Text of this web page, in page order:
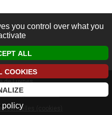
de Luynes
personnelles
(cookies)
you control over what you
ALL
COOKIES
policy